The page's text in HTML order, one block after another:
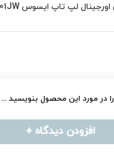
در مورد این محصول بنویسید ...
افزودن دیدگاه +